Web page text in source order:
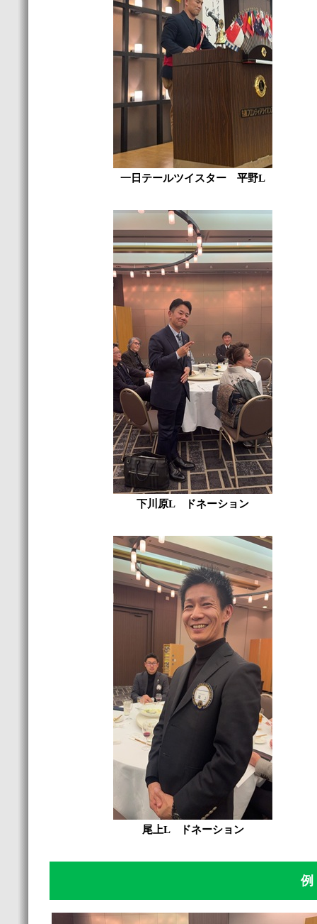
一日テールツイスター 平野L
下川原L ドネーション
尾上L ドネーション